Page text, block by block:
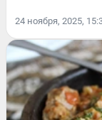
24 ноября, 2025,